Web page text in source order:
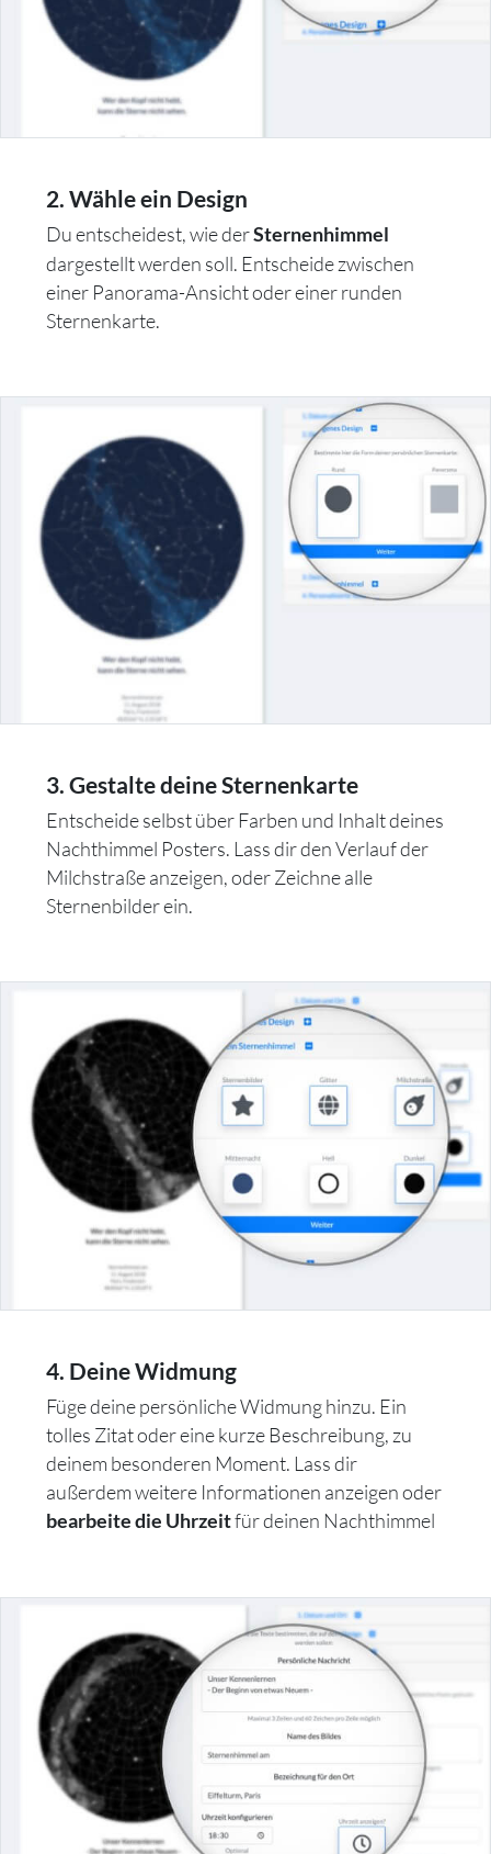
2. Wähle ein Design
Du entscheidest, wie derSternenhimmel
dargestellt werden soll. Entscheide zwischen
einer Panorama-Ansicht oder einer runden
Sternenkarte.
3. Gestalte deine Sternenkarte
Entscheide selbst über Farben und Inhalt deines
Nachthimmel Posters. Lass dir den Verlauf der
Milchstraße anzeigen, oder Zeichne alle
Sternenbilder ein.
4. Deine Widmung
Füge deine persönliche Widmung hinzu. Ein
tolles Zitat oder eine kurze Beschreibung, zu
deinem besonderen Moment. Lass dir
außerdem weitere Informationen anzeigen oder
bearbeite die Uhrzeitfür deinen Nachthimmel